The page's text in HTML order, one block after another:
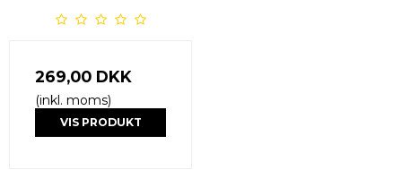
269,00 DKK
(inkl. moms)
VIS PRODUKT